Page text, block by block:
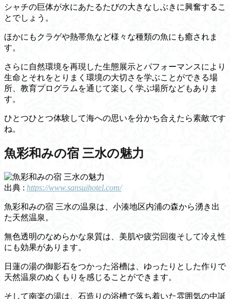
シャチの巨体が水にあたるたびの大きなしぶきに興奮するこ
とでしょう。
ほかにもクラゲや熱帯魚など様々な種類の魚にも癒されま
す。
さらに自然環境を再現した生態展示とパフォーマンスにより
生命とそれをとりまく環境の大切さを学ぶことができる場
所、教育プログラムを通じて楽しく学ぶ場所などもありま
す。
ひとつひとつ体験して海への思いを分かち合えたら素敵です
ね。
魚彩和みの宿 三水の魅力
出典 : https://www.sansuihotel.com/
魚彩和みの宿 三水の温泉は、小湊地区内浦の森から湧き出
た天然温泉。
無色透明のなめらかな泉質は、美肌や疲労回復そして冷え性
にも効果があります。
日蓮の湯の御影石をつかった浴槽は、ゆったりとした作りで
天然温泉のぬくもりを感じることができます。
そして南楽の湯は、石造りの浴槽で落ち着いた雰囲気の中誕